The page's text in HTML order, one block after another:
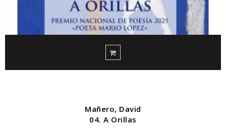
Mañero, David
04. A Orillas